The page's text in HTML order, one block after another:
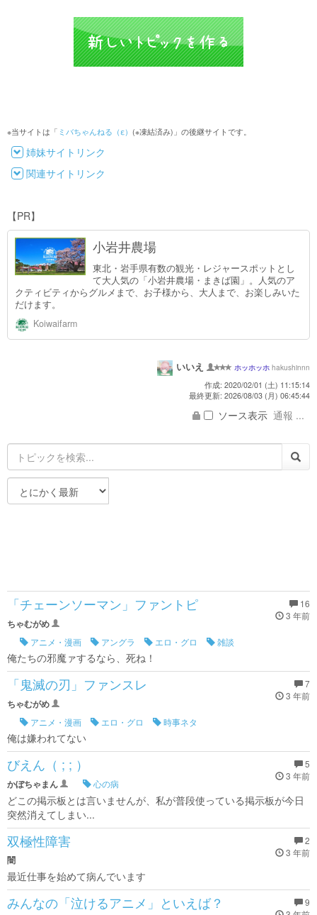
※当サイトは「 ミバちゃんねる（ε） (※凍結済み)」の後継サイトです。
姉妹サイトリンク
関連サイトリンク
【PR】
小岩井農場
東北・岩手県有数の観光・レジャースポットとし
て大人気の「小岩井農場・まきば園」。人気のア
クティビティからグルメまで、お子様から、大人まで、お楽しみいた
だけます。
Koiwaifarm
いいえ ホッホッホ hakushinnn
作成: 2020/02/01 (土) 11:15:14
最終更新: 2026/08/03 (月) 06:45:44
ソース表示 通報 ...
16
3 年前
「チェーンソーマン」ファントピ
ちゃむがめ
アニメ・漫画 アングラ エロ・グロ 雑談
俺たちの邪魔ァするなら、死ね！
7
3 年前
「鬼滅の刃」ファンスレ
ちゃむがめ
アニメ・漫画 エロ・グロ 時事ネタ
俺は嫌われてない
5
3 年前
びえん（ ; ; ）
かぼちゃまん 心の病
どこの掲示板とは言いませんが、私が普段使っている掲示板が今日
突然消えてしまい...
2
3 年前
双極性障害
闇
最近仕事を始めて病んでいます
9
みんなの「泣けるアニメ」といえば？